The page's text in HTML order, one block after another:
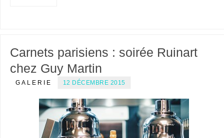
Carnets parisiens : soirée Ruinart
chez Guy Martin
GALERIE 12 DÉCEMBRE 2015